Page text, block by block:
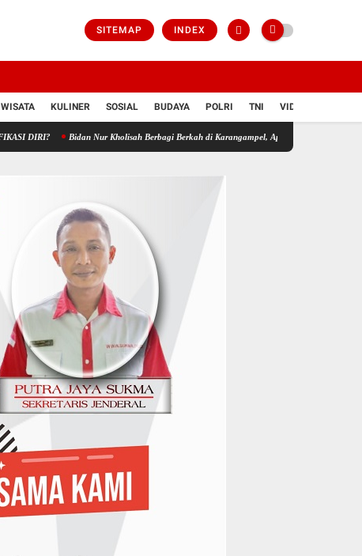
SITEMAP INDEX
WISATA KULINER SOSIAL BUDAYA POLRI TNI VIDIO
Bidan Nur Kholisah Berbagi Berkah di Karangampel, Apresiasi Ratusan Pendukung Setia